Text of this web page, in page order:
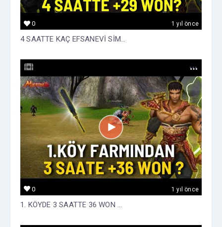
1 yıl önce
0
4 SAATTE KAÇ EFSANEVİ SİM...
1 yıl önce
0
1. KÖYDE 3 SAATTE 36 WON ...